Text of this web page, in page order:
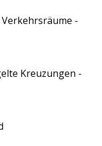
-
Kreuzungen -